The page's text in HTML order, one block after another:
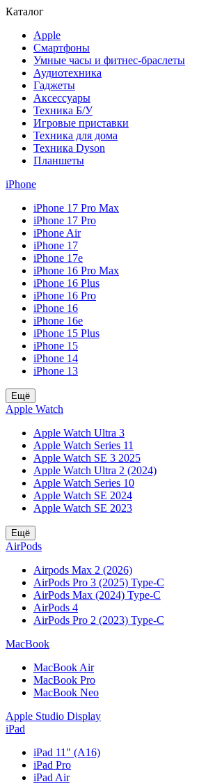
Каталог
Apple
Смартфоны
Умные часы и фитнес-браслеты
Аудиотехника
Гаджеты
Аксессуары
Техника Б/У
Игровые приставки
Техника для дома
Техника Dyson
Планшеты
iPhone
iPhone 17 Pro Max
iPhone 17 Pro
iPhone Air
iPhone 17
iPhone 17e
iPhone 16 Pro Max
iPhone 16 Plus
iPhone 16 Pro
iPhone 16
iPhone 16e
iPhone 15 Plus
iPhone 15
iPhone 14
iPhone 13
Ещё
Apple Watch
Apple Watch Ultra 3
Apple Watch Series 11
Apple Watch SE 3 2025
Apple Watch Ultra 2 (2024)
Apple Watch Series 10
Apple Watch SE 2024
Apple Watch SE 2023
Ещё
AirPods
Airpods Max 2 (2026)
AirPods Pro 3 (2025) Type-C
AirPods Max (2024) Type-C
AirPods 4
AirPods Pro 2 (2023) Type-C
MacBook
MacBook Air
MacBook Pro
MacBook Neo
Apple Studio Display
iPad
iPad 11" (A16)
iPad Pro
iPad Air